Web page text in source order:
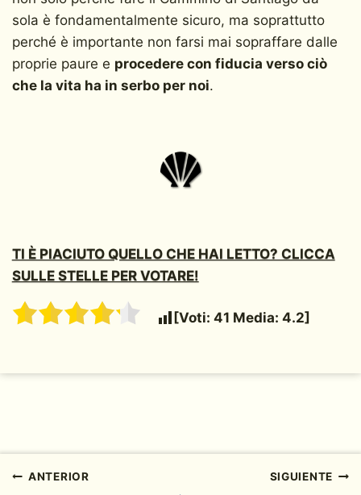
sola è fondamentalmente sicuro, ma soprattutto
perché è importante non farsi mai sopraffare dalle
proprie paure e procedere con fiducia verso ciò
che la vita ha in serbo per noi.
TI È PIACIUTO QUELLO CHE HAI LETTO? CLICCA
SULLE STELLE PER VOTARE!
[Voti: 41 Media: 4.2]
Navegación
ANTERIOR SIGUIENTE